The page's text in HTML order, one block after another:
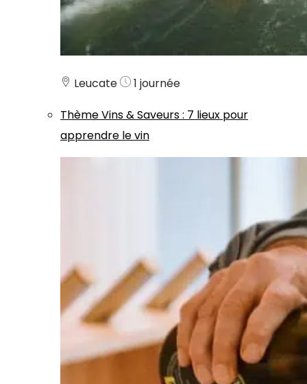
Leucate
1 journée
ThèmeVins & Saveurs: 7 lieux pour
apprendre le vin